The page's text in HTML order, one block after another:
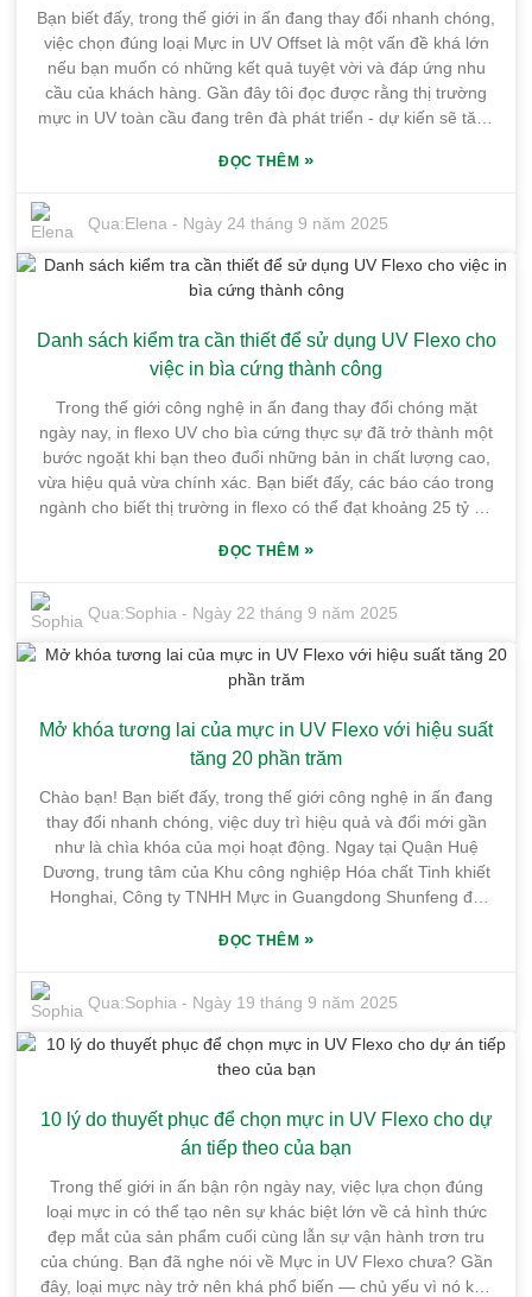
nhau. Vì vậy, nếu bạn cảm thấy hơi bối rối khi chọn đúng loại
mực cho dự án của mình, đừng lo lắng. Hướng dẫn nhỏ này
sẽ hướng dẫn bạn từng bước, giúp bạn chọn được những
lựa chọn tốt nhất để có kết quả tuyệt vời và làm hài lòng
khách hàng.
Bạn biết đấy, trong thế giới in ấn đang thay đổi nhanh chóng,
việc chọn đúng loại Mực in UV Offset là một vấn đề khá lớn
nếu bạn muốn có những kết quả tuyệt vời và đáp ứng nhu
cầu của khách hàng. Gần đây tôi đọc được rằng thị trường
mực in UV toàn cầu đang trên đà phát triển - dự kiến ​​sẽ tăng
Khi các doanh nghiệp thúc đẩy màu sắc tốt hơn, độ bền cao
đúng loại mực thực sự trở nên quan trọng. Tại Guangdong
Shunfeng Ink Co., Ltd., chúng tôi hoàn toàn hiểu được quyết
định này khó khăn như thế nào. Vị trí của chúng tôi tại Cơ sở
Công nghiệp Hóa chất Tinh khiết Honghai ở Huệ Châu mang
cơ sở tiên tiến để tạo ra các loại mực mang lại hiệu suất
đáng kể cho các công việc in ấn chuyên biệt. Để giúp bạn,
Danh sách này bao gồm tất cả các điểm chính bạn nên cân
nhắc khi chọn Mực in UV Offset, để bạn có thể tự tin rằng
mình đang đầu tư vào những sản phẩm tốt nhất cho dự án
của mình.
ĐỌC THÊM »
Qua:Elena - Ngày 24 tháng 9 năm 2025
Danh sách kiểm tra cần thiết để sử dụng UV Flexo cho
việc in bìa cứng thành công
Trong thế giới công nghệ in ấn đang thay đổi chóng mặt
ngày nay, in flexo UV cho bìa cứng thực sự đã trở thành một
bước ngoặt khi bạn theo đuổi những bản in chất lượng cao,
vừa hiệu quả vừa chính xác. Bạn biết đấy, các báo cáo trong
ngành cho biết thị trường in flexo có thể đạt khoảng 25 tỷ đô
tăng trưởng đó là nhờ những đổi mới trong công nghệ UV,
thể làm được. Tại Công ty TNHH Mực in Guangdong
Shunfeng, tọa lạc tại Khu công nghiệp Hóa chất Tinh khiết
Honghai ở Quận Huiyang, chúng tôi hoàn toàn hiểu tầm
quan trọng của việc luôn dẫn đầu bằng cách áp dụng các kỹ
máy của chúng tôi cũng không hề nhỏ — với diện tích hơn
10.000 mét vuông và nằm ở vị trí hoàn hảo để tận dụng lợi
xem xét danh sách kiểm tra khi sử dụng in flexo UV trên bìa
cứng, chúng tôi sẽ đề cập đến một số lý do chính tại sao
phương pháp này thực sự có thể thúc đẩy thành công in ấn
của bạn — cải thiện cả chất lượng công việc và vận hành
trơn tru.
ĐỌC THÊM »
Qua:Sophia - Ngày 22 tháng 9 năm 2025
Mở khóa tương lai của mực in UV Flexo với hiệu suất
tăng 20 phần trăm
Chào bạn! Bạn biết đấy, trong thế giới công nghệ in ấn đang
thay đổi nhanh chóng, việc duy trì hiệu quả và đổi mới gần
như là chìa khóa của mọi hoạt động. Ngay tại Quận Huệ
Dương, trung tâm của Khu công nghiệp Hóa chất Tinh khiết
Honghai, Công ty TNHH Mực in Guangdong Shunfeng đã
Flexo. Nhà máy của chúng tôi khá lớn — hơn 10.000 mét
thông thuận tiện, chúng tôi đã sẵn sàng định hình tương lai
của các giải pháp in ấn. Gần đây, chúng tôi đã đạt được một
cột mốc khá thú vị: tăng 20% ​​hiệu suất của Mực in UV Flexo.
Đây là một thành tựu to lớn, không chỉ về năng suất mà còn
qua một danh sách kiểm tra hữu ích, nêu bật các tính năng,
lợi ích chính và một số mẹo về cách triển khai những cải tiến
cách những đổi mới này có thể nâng tầm đáng kể các dự án
in ấn của bạn và giúp cuộc sống của bạn dễ dàng hơn rất
nhiều.
ĐỌC THÊM »
Qua:Sophia - Ngày 19 tháng 9 năm 2025
10 lý do thuyết phục để chọn mực in UV Flexo cho dự
án tiếp theo của bạn
Trong thế giới in ấn bận rộn ngày nay, việc lựa chọn đúng
loại mực in có thể tạo nên sự khác biệt lớn về cả hình thức
đẹp mắt của sản phẩm cuối cùng lẫn sự vận hành trơn tru
của chúng. Bạn đã nghe nói về Mực in UV Flexo chưa? Gần
đây, loại mực này trở nên khá phổ biến — chủ yếu vì nó khô